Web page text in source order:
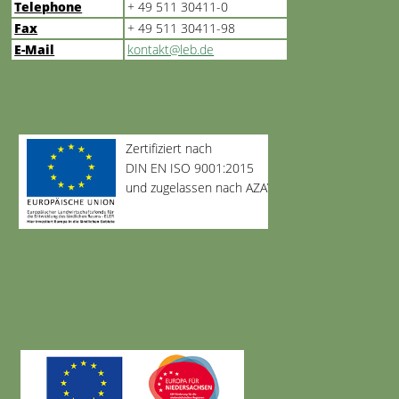
Telephone
+ 49 511 30411-0
Fax
+ 49 511 30411-98
E-Mail
kontakt@leb.de
Zertifiziert nach
DIN EN ISO 9001:2015
und zugelassen nach AZAV